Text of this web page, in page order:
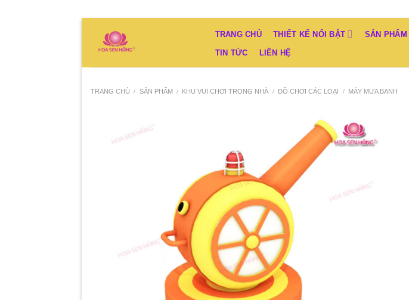
dung
TRANG CHỦ THIẾT KẾ NỔI BẬT SẢN PHẨM
TIN TỨC LIÊN HỆ
TRANG CHỦ / SẢN PHẨM / KHU VUI CHƠI TRONG NHÀ / ĐỒ CHƠI CÁC LOẠI / MÁY MƯA BANH